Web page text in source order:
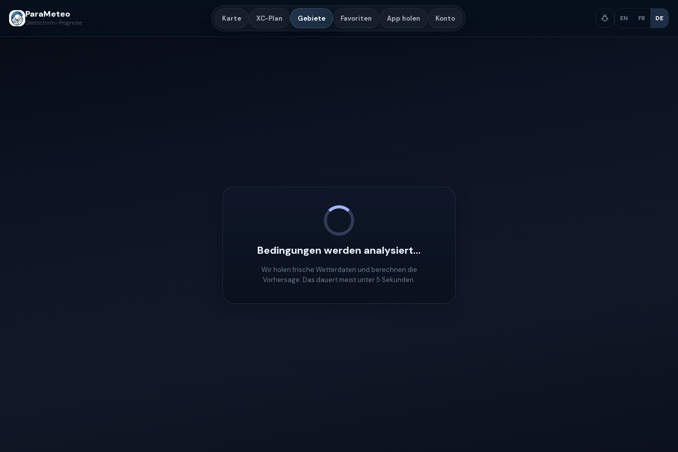
ParaMeteo
Gleitschirm-Prognose
Karte XC-Plan Gebiete Favoriten App holen Konto EN FR DE
Bedingungen werden analysiert...
Wir holen frische Wetterdaten und berechnen die
Vorhersage. Das dauert meist unter 5 Sekunden.